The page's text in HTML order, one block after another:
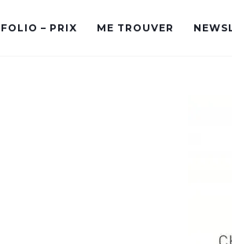
– PRIX ME TROUVER